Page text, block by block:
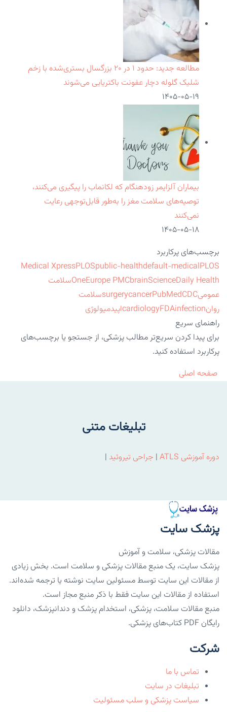
مطالعه جدید: حدود ۱ در ۲۰ بزرگسال بستری‌شده با زخم
شلیک گلوله دچار عفونت باکتریایی می‌شوند
۱۴۰۵-۰۵-۱۹
بیماران آلزایمر زودهنگام که لکانماب را پیگیری می‌کنند،
توصیه‌های سلامت مغز را به‌طور قابل‌توجهی رعایت
نمی‌کنند
۱۴۰۵-۰۵-۱۸
برچسب‌های پرکاربرد
Medical XpressPLOSpublic-healthdefault-medicalPLOS
OneEurope PMCbrainScienceDaily Health
سلامت
عمومی
surgerycancerPubMedCDC
سلامت
روان
cardiologyFDAinfection
اپیدمیولوژی
راهنمای سریع
برای پیدا کردن سریع‌تر مطالب پزشکی، از جستجو یا برچسب‌های
پرکاربرد استفاده کنید.
صفحه اصلی
تبلیغات متنی
دوره آموزشی ATLS | جراحی تیروئید |
پزشک سایت
مقالات پزشکی، سلامت و آموزش
پزشک سایت، یک منبع مقالات پزشکی و سلامت است. بخش زیادی
از مقالات این سایت توسط مسئولین سایت نوشته یا ترجمه شده‌اند.
استفاده از مقالات این سایت فقط با ذکر منبع مجاز است.
منبع مقالات سلامت، پزشکی، استخدام پزشک و دندانپزشک، دانلود
رایگان PDF کتاب‌های پزشکی.
شرکت
تماس با ما
تبلیغات در سایت
سیاست پزشکی و سلب مسئولیت